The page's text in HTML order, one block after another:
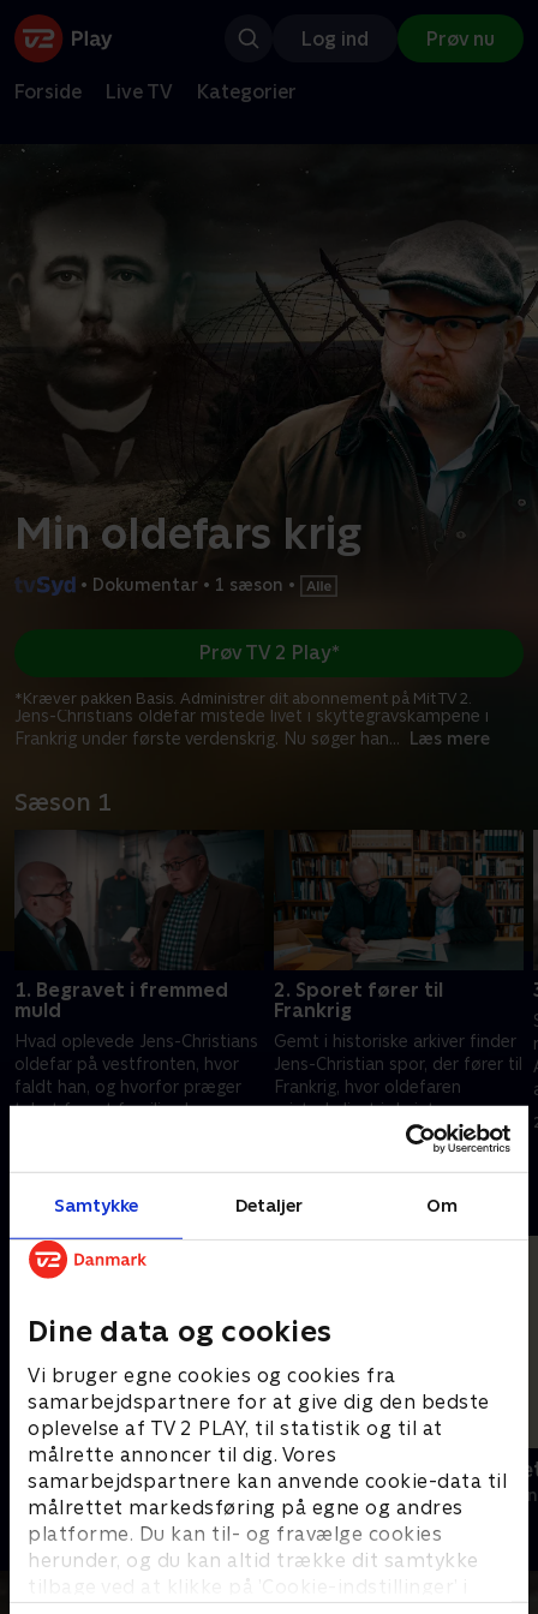
Samtykke Detaljer Om
Dine data og cookies
Vi bruger egne cookies og cookies fra
samarbejdspartnere for at give dig den bedste
oplevelse af TV 2 PLAY, til statistik og til at
målrette annoncer til dig. Vores
samarbejdspartnere kan anvende cookie-data til
målrettet markedsføring på egne og andres
platforme. Du kan til- og fravælge cookies
herunder, og du kan altid trække dit samtykke
tilbage ved at klikke på ’Cookie-indstillinger’ i
Log ind Prøv nu
Forside Live TV Kategorier
Min oldefars krig
• Dokumentar • 1 sæson •
Jens-Christians oldefar mistede livet i skyttegravskampene i
Frankrig under første verdenskrig. Nu søger han... Læs mere
Prøv TV 2 Play*
*Kræver pakken Basis. Administrer dit abonnement på Mit TV 2.
Sæson 1
1. Begravet i fremmed
muld
Hvad oplevede Jens-Christians
oldefar på vestfronten, hvor
faldt han, og hvorfor præger
tabet forsat familien her mere
2. Sporet fører til
Frankrig
Gemt i historiske arkiver finder
Jens-Christian spor, der fører til
Frankrig, hvor oldefaren
mistede livet i de intense
skyttegravskampe i Argonne-
28. august 2024 • 22 min
Andre så også
Snedronningen
2019 • Dokumentar • 42 min
Bergman -
2018 •